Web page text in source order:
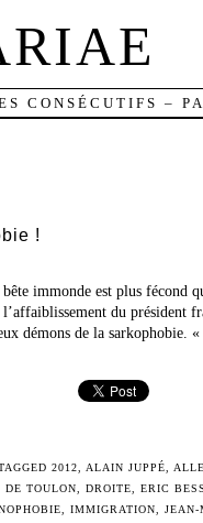
CONSÉCUTIFS –
!
immonde est plus fécond
du président
démons de la sarkophobie.
2012 ALAIN JUPPÉ
DE TOULON DROITE ERIC
IMMIGRATION
JEAN-